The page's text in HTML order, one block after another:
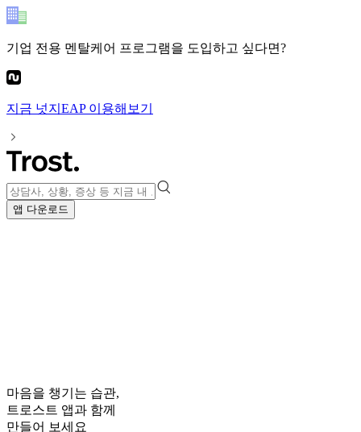
기업 전용 멘탈케어 프로그램을 도입하고 싶다면?
지금 넛지EAP이용해보기
앱 다운로드
마음을 챙기는 습관,
트로스트 앱과 함께
만들어 보세요